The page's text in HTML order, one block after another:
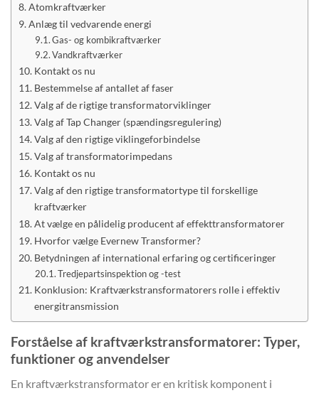
Atomkraftværker
Anlæg til vedvarende energi
Gas- og kombikraftværker
Vandkraftværker
Kontakt os nu
Bestemmelse af antallet af faser
Valg af de rigtige transformatorviklinger
Valg af Tap Changer (spændingsregulering)
Valg af den rigtige viklingeforbindelse
Valg af transformatorimpedans
Kontakt os nu
Valg af den rigtige transformatortype til forskellige
kraftværker
At vælge en pålidelig producent af effekttransformatorer
Hvorfor vælge Evernew Transformer?
Betydningen af international erfaring og certificeringer
Tredjepartsinspektion og -test
Konklusion: Kraftværkstransformatorers rolle i effektiv
energitransmission
Forståelse af kraftværkstransformatorer: Typer,
funktioner og anvendelser
En kraftværkstransformator er en kritisk komponent i